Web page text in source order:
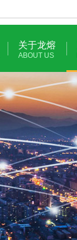
关于龙熔
ABOUT US